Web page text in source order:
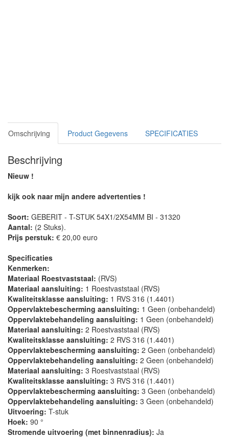
Omschrijving Product Gegevens SPECIFICATIES
Beschrijving
Nieuw !
kijk ook naar mijn andere advertenties !
Soort: GEBERIT - T-STUK 54X1/2X54MM BI - 31320
Aantal: (2 Stuks).
Prijs perstuk: € 20,00 euro
Specificaties
Kenmerken:
Materiaal Roestvaststaal: (RVS)
Materiaal aansluiting: 1 Roestvaststaal (RVS)
Kwaliteitsklasse aansluiting: 1 RVS 316 (1.4401)
Oppervlaktebescherming aansluiting: 1 Geen (onbehandeld)
Oppervlaktebehandeling aansluiting: 1 Geen (onbehandeld)
Materiaal aansluiting: 2 Roestvaststaal (RVS)
Kwaliteitsklasse aansluiting: 2 RVS 316 (1.4401)
Oppervlaktebescherming aansluiting: 2 Geen (onbehandeld)
Oppervlaktebehandeling aansluiting: 2 Geen (onbehandeld)
Materiaal aansluiting: 3 Roestvaststaal (RVS)
Kwaliteitsklasse aansluiting: 3 RVS 316 (1.4401)
Oppervlaktebescherming aansluiting: 3 Geen (onbehandeld)
Oppervlaktebehandeling aansluiting: 3 Geen (onbehandeld)
Uitvoering: T-stuk
Hoek: 90 °
Stromende uitvoering (met binnenradius): Ja